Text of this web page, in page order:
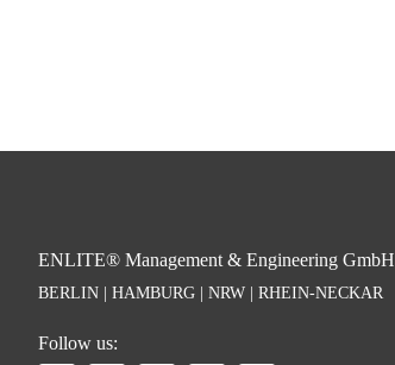
ENLITE® Management & Engineering GmbH
BERLIN | HAMBURG | NRW | RHEIN-NECKAR
Follow us: